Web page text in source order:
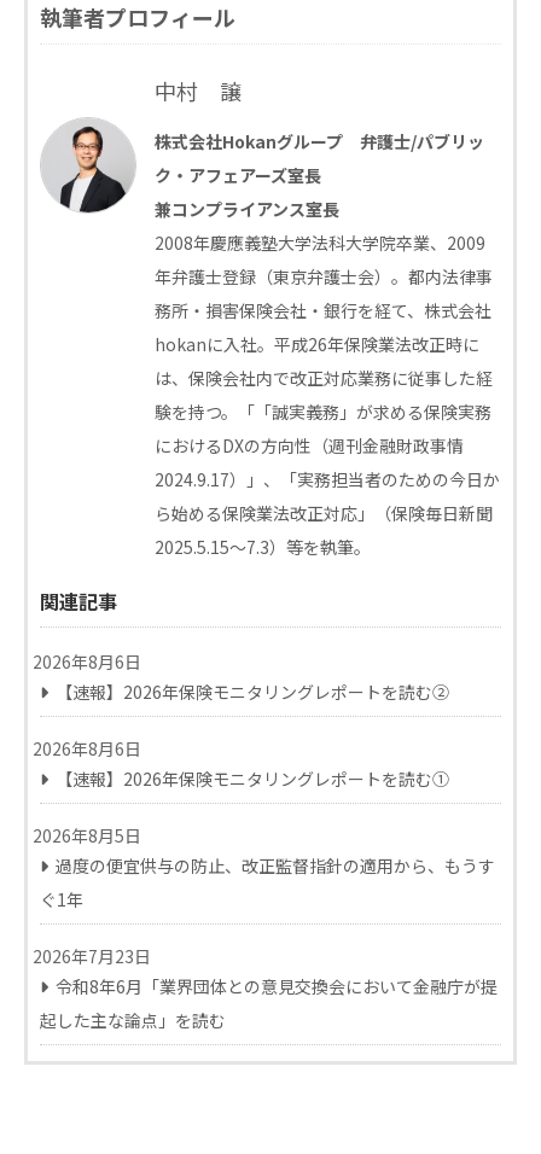
執筆者プロフィール
中村 譲
株式会社Hokanグループ 弁護士/パブリッ
ク・アフェアーズ室長
兼コンプライアンス室長
2008年慶應義塾大学法科大学院卒業、2009
年弁護士登録（東京弁護士会）。都内法律事
務所・損害保険会社・銀行を経て、株式会社
hokanに入社。平成26年保険業法改正時に
は、保険会社内で改正対応業務に従事した経
験を持つ。「「誠実義務」が求める保険実務
におけるDXの方向性（週刊金融財政事情
2024.9.17）」、「実務担当者のための今日か
ら始める保険業法改正対応」（保険毎日新聞
2025.5.15～7.3）等を執筆。
関連記事
2026年8月6日
【速報】2026年保険モニタリングレポートを読む②
2026年8月6日
【速報】2026年保険モニタリングレポートを読む①
2026年8月5日
過度の便宜供与の防止、改正監督指針の適用から、もうす
ぐ1年
2026年7月23日
令和8年6月「業界団体との意見交換会において金融庁が提
起した主な論点」を読む